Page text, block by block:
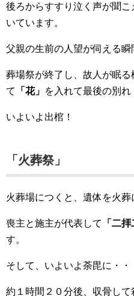
後ろからすすり泣く声が聞
いています。
父親の生前の人望が伺える瞬
葬場祭が終了し、故人が眠
て
「花」 を入れて最後の別れ
いよいよ出棺！
「火葬祭」
火葬場につくと、遺体を火葬
喪主と施主が代表して 「二
す。
そして、いよいよ荼毘に・・
約１時間２０分後、収骨して